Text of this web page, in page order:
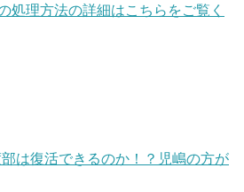
処理方法の詳細はこちらをご覧く
は復活できるのか！？児嶋の方が